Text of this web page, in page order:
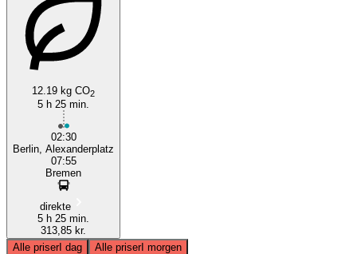
12.19 kg CO2
5 h 25 min.
02:30
Berlin, Alexanderplatz
07:55
Bremen
direkte
5 h 25 min.
313,85 kr.
Alle priserI dag Alle priserI morgen